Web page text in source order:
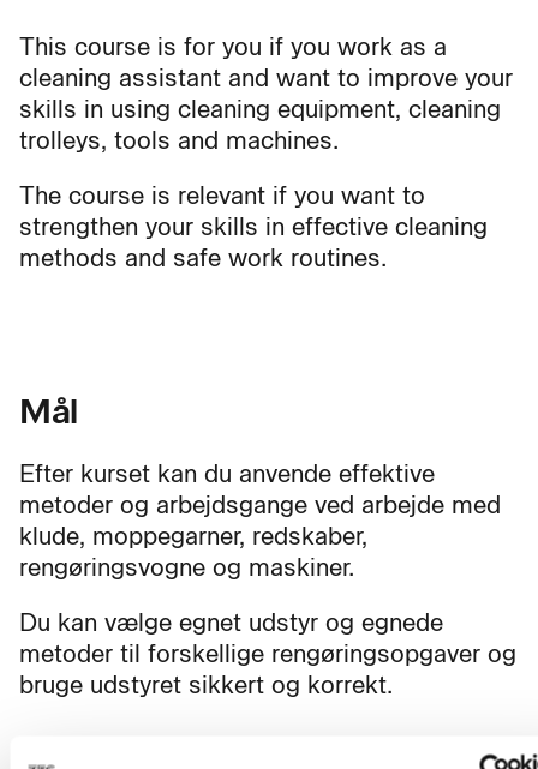
This course is for you if you work as a
cleaning assistant and want to improve your
skills in using cleaning equipment, cleaning
trolleys, tools and machines.
The course is relevant if you want to
strengthen your skills in effective cleaning
methods and safe work routines.
Mål
Efter kurset kan du anvende effektive
metoder og arbejdsgange ved arbejde med
klude, moppegarner, redskaber,
rengøringsvogne og maskiner.
Du kan vælge egnet udstyr og egnede
metoder til forskellige rengøringsopgaver og
bruge udstyret sikkert og korrekt.